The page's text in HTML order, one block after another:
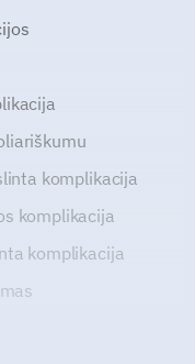
komplikacija
komplikacija
komplikacija